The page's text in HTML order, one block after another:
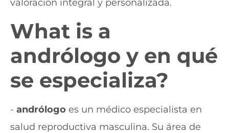
valoración integral y personalizada.
What is a
andrólogo y en qué
se especializa?
- andrólogo es un médico especialista en
salud reproductiva masculina. Su área de